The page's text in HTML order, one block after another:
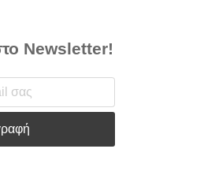
Newsletter!